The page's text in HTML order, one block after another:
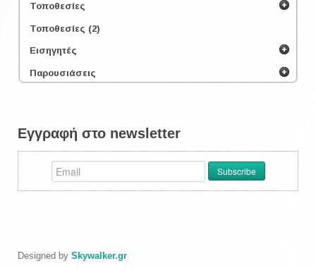
Τοποθεσίες
Τοποθεσίες (2)
Εισηγητές
Παρουσιάσεις
Εγγραφή στο newsletter
Designed by Skywalker.gr